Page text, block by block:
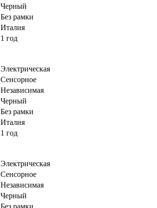
Черный
Без рамки
Италия
1 год
Электрическая
Сенсорное
Независимая
Черный
Без рамки
Италия
1 год
Электрическая
Сенсорное
Независимая
Черный
Без рамки